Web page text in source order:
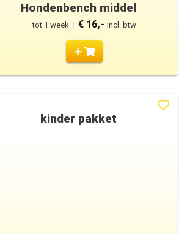
Hondenbench middel
tot 1 week | € 16,- incl. btw
kinder pakket